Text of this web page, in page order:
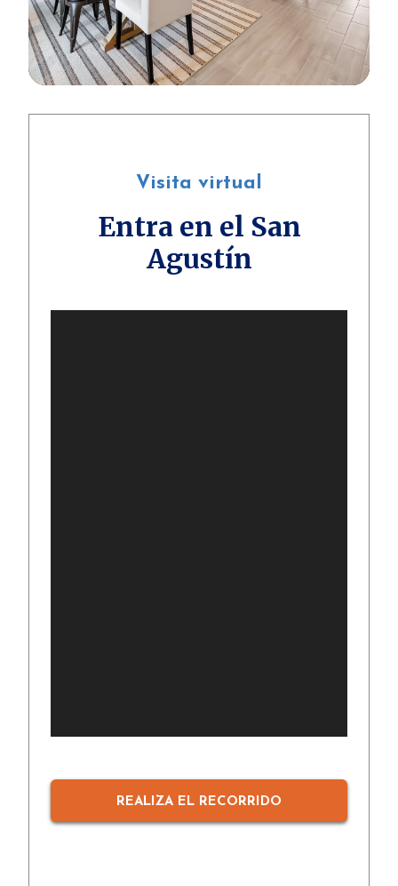
Visita virtual
Entra en el San
Agustín
REALIZA EL RECORRIDO